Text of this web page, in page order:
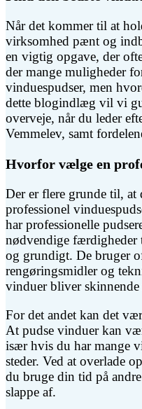
Når det kommer til at
virksomhed pænt og
en vigtig opgave, der
der mange muligheder
vinduespudser, men
dette blogindlæg vil vi
overveje, når du leder
Vemmelev, samt
Hvorfor vælge en
Der er flere grunde til, at
professionel
har professionelle
nødvendige færdigheder
og grundigt. De bruger
rengøringsmidler og
vinduer bliver skinnende
For det andet kan det
At pudse vinduer kan
især hvis du har mange
steder. Ved at overlade
du bruge din tid på
slappe af.